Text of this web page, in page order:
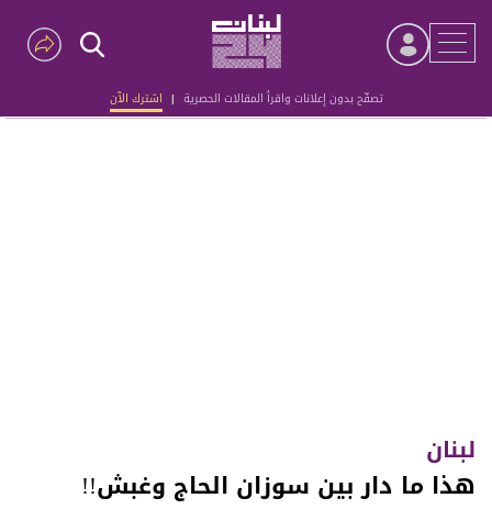
تصفّح بدون إعلانات واقرأ المقالات الحصرية | اشترك الآن
Advertisement
لبنان
هذا ما دار بين سوزان الحاج وغبش!!